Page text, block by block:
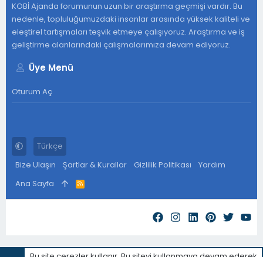
KOBİ Ajanda forumunun uzun bir araştırma geçmişi vardır. Bu
nedenle, topluluğumuzdaki insanlar arasında yüksek kaliteli ve
eleştirel tartışmaları teşvik etmeye çalışıyoruz. Araştırma ve iş
geliştirme alanlarındaki çalışmalarımıza devam ediyoruz.
Üye Menü
Oturum Aç
Türkçe
Bize Ulaşın
Şartlar & Kurallar Gizlilik Politikası
Yardım
Ana Sayfa
R
S
S